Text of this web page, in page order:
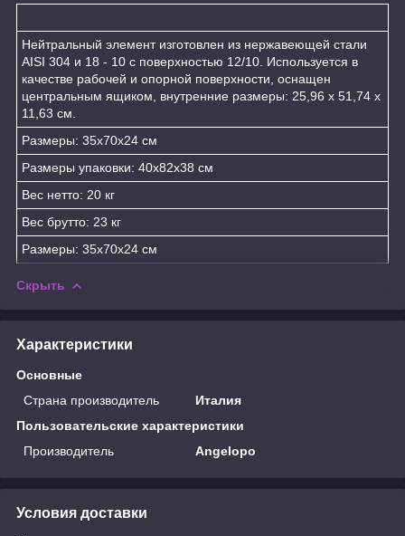
Нейтральный элемент изготовлен из нержавеющей стали
AISI 304 и 18 - 10 с поверхностью 12/10. Используется в
качестве рабочей и опорной поверхности, оснащен
центральным ящиком, внутренние размеры: 25,96 х 51,74 х
11,63 см.
Размеры: 35x70x24 см
Размеры упаковки: 40x82x38 см
Вес нетто: 20 кг
Вес брутто: 23 кг
Размеры: 35x70x24 см
Скрыть
Характеристики
Основные
Страна производитель
Италия
Пользовательские характеристики
Производитель
Angelopo
Условия доставки